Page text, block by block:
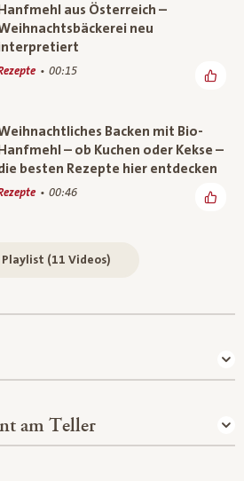
aus Österreich –
neu
00:15
Backen mit Bio-
– ob Kuchen oder Kekse –
besten Rezepte hier entdecken
00:46
(11 Videos)
am Teller